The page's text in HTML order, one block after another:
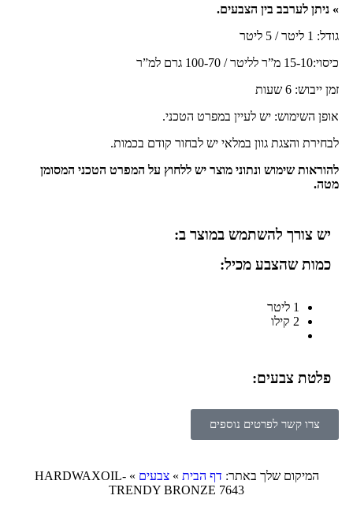
» ניתן לערבב בין הצבעים.
גודל: 1 ליטר / 5 ליטר
כיסוי:15-10 מ”ר לליטר / 100-70 גרם למ”ר
זמן ייבוש: 6 שעות
אופן השימוש: יש לעיין במפרט הטכני.
לבחירת והצגת גוון במלאי יש לבחור קודם בכמות.
להוראות שימוש ונתוני מוצר יש ללחוץ על המפרט הטכני המסומן
מטה.
יש צורך להשתמש במוצר ב:
כמות שהצבע מכיל:
1 ליטר
2 קילו
פלטת צבעים:
צרו קשר לפרטים נוספים
המיקום שלך באתר: דף הבית »צבעים »
HARDWAXOIL-
TRENDY BRONZE 7643